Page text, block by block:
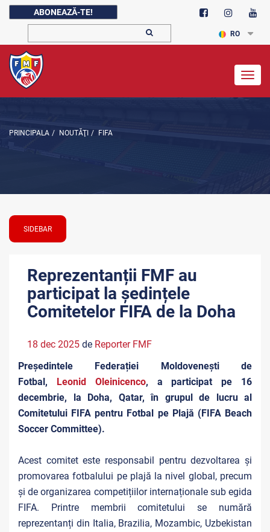
ABONEAZĂ-TE!
RO
PRINCIPALA / NOUTĂŢI / FIFA
SIDEBAR
Reprezentanții FMF au
participat la ședințele
Comitetelor FIFA de la Doha
18 dec 2025 de Reporter FMF
Președintele Federației Moldovenești de
Fotbal, Leonid Oleinicenco, a participat pe 16
decembrie, la Doha, Qatar, în grupul de lucru al
Comitetului FIFA pentru Fotbal pe Plajă (FIFA Beach
Soccer Committee).
Acest comitet este responsabil pentru dezvoltarea și
promovarea fotbalului pe plajă la nivel global, precum
și de organizarea competițiilor internaționale sub egida
FIFA. Printre membrii comitetului se numără
reprezentanți din Italia, Brazilia, Mozambic, Uzbekistan